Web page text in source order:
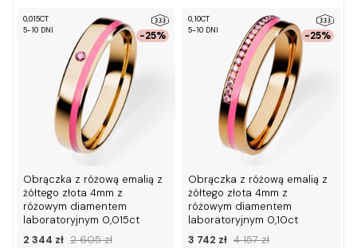
-25%
0,015CT
5-10 DNI
Obrączka z różową emalią z
żółtego złota 4mm z
różowym diamentem
laboratoryjnym 0,015ct
2 344 zł 2 605 zł
-25%
0,10CT
5-10 DNI
Obrączka z różową emalią z
żółtego złota 4mm z
różowym diamentem
laboratoryjnym 0,10ct
3 742 zł 4 157 zł